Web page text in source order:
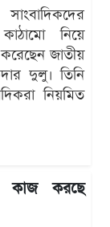
নিয়ে
জাতীয়
দুলু। তিনি
নিয়মিত
কাজ করছে